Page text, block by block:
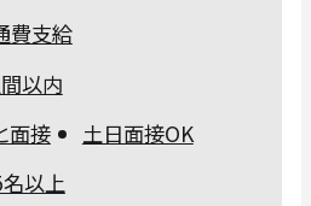
費支給
以内
面接
土日面接OK
以上